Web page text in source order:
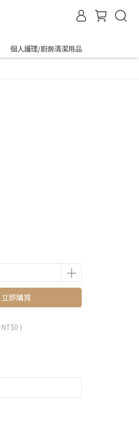
個人護理/廚房清潔用品
立即購買
NT$0 )